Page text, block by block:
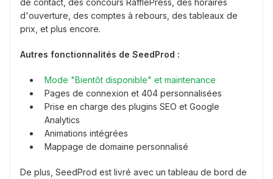
d'ouverture, des comptes à rebours, des tableaux de
prix, et plus encore.
Autres fonctionnalités de SeedProd :
Mode "Bientôt disponible" et maintenance
Pages de connexion et 404 personnalisées
Prise en charge des plugins SEO et Google
Analytics
Animations intégrées
Mappage de domaine personnalisé
De plus, SeedProd est livré avec un tableau de bord de